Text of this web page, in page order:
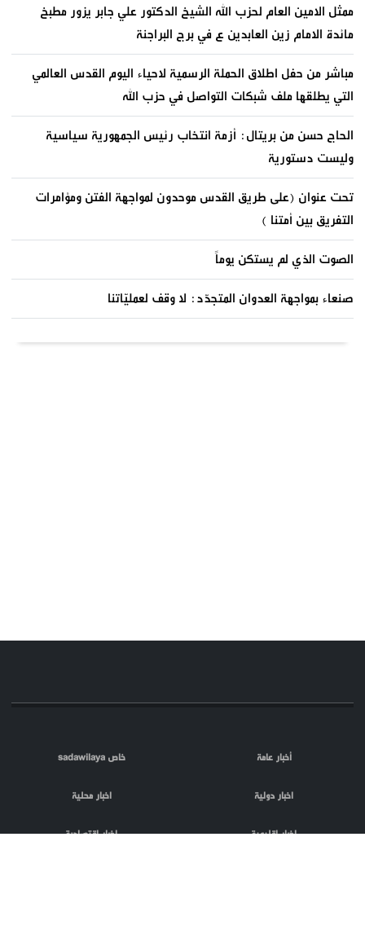
ممثل الامين العام لحزب الله الشيخ الدكتور علي جابر يزور مطبخ
مائدة الامام زين العابدين ع في برج البراجنة
مباشر من حفل اطلاق الحملة الرسمية لاحياء اليوم القدس العالمي
التي يطلقها ملف شبكات التواصل في حزب الله
الحاج حسن من بريتال: أزمة انتخاب رئيس الجمهورية سياسية
وليست دستورية
تحت عنوان (على طريق القدس موحدون لمواجهة الفتن ومؤامرات
التفريق بين أمتنا )
الصوت الذي لم يستكن يوماً
صنعاء بمواجهة العدوان المتجدّد: لا وقف لعمليّاتنا
أخبار عامة خاص sadawilaya
اخبار دولية اخبار محلية
اخبار اقليمية اخبار اقتصادية